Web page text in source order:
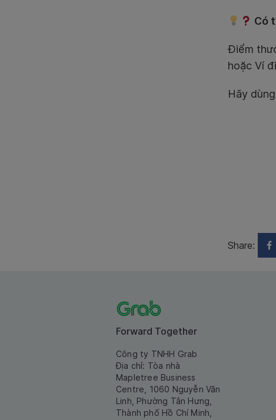
Có
Điểm
hoặc Ví
Hãy
Share:
Forward Together
Công ty TNHH Grab
Địa chỉ: Tòa nhà
Mapletree Business
Centre, 1060 Nguyễn Văn
Linh, Phường Tân Hưng,
Thành phố Hồ Chí Minh,